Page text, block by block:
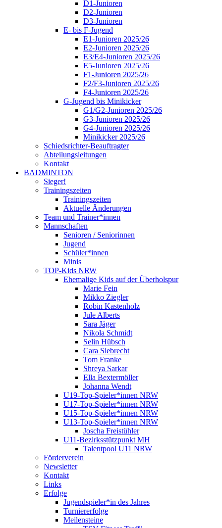
D1-Junioren
D2-Junioren
D3-Junioren
E- bis F-Jugend
E1-Junioren 2025/26
E2-Junioren 2025/26
E3/E4-Junioren 2025/26
E5-Junioren 2025/26
F1-Junioren 2025/26
F2/F3-Junioren 2025/26
F4-Junioren 2025/26
G-Jugend bis Minikicker
G1/G2-Junioren 2025/26
G3-Junioren 2025/26
G4-Junioren 2025/26
Minikicker 2025/26
Schiedsrichter-Beauftragter
Abteilungsleitungen
Kontakt
BADMINTON
Sieger!
Trainingszeiten
Trainingszeiten
Aktuelle Änderungen
Team und Trainer*innen
Mannschaften
Senioren / Seniorinnen
Jugend
Schüler*innen
Minis
TOP-Kids NRW
Ehemalige Kids auf der Überholspur
Marie Fein
Mikko Ziegler
Robin Kastenholz
Jule Alberts
Sara Jäger
Nikola Schmidt
Selin Hübsch
Cara Siebrecht
Tom Franke
Shreya Sarkar
Ella Bextermöller
Johanna Wendt
U19-Top-Spieler*innen NRW
U17-Top-Spieler*innen NRW
U15-Top-Spieler*innen NRW
U13-Top-Spieler*innen NRW
Joscha Freistühler
U11-Bezirksstützpunkt MH
Talentpool U11 NRW
Förderverein
Newsletter
Kontakt
Links
Erfolge
Jugendspieler*in des Jahres
Turniererfolge
Meilensteine